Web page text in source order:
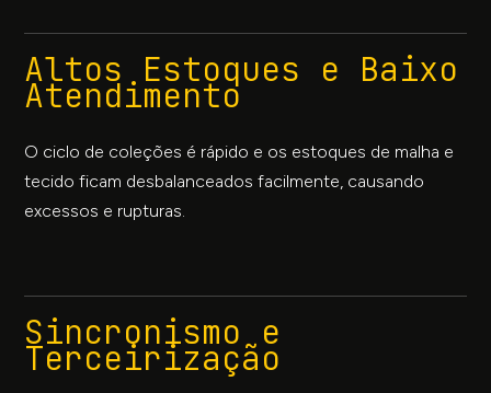
Altos Estoques e Baixo
Atendimento
O ciclo de coleções é rápido e os estoques de malha e
tecido ficam desbalanceados facilmente, causando
excessos e rupturas.
Sincronismo e
Terceirização